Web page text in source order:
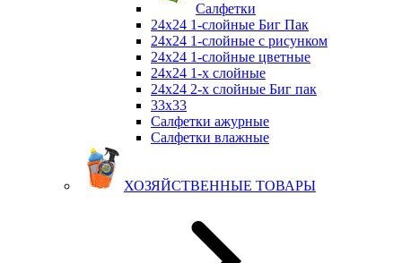
Салфетки
24х24 1-слойные Биг Пак
24х24 1-слойные с рисунком
24х24 1-слойные цветные
24х24 1-х слойные
24х24 2-х слойные Биг пак
33х33
Салфетки ажурные
Салфетки влажные
ХОЗЯЙСТВЕННЫЕ ТОВАРЫ